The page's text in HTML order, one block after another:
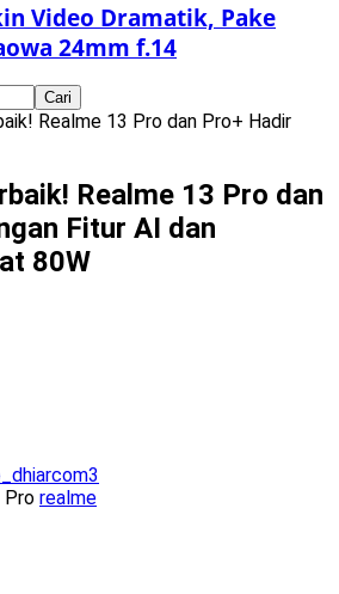
Video Dramatik, Pake
24mm f.14
Realme 13 Pro dan Pro+ Hadir
Realme 13 Pro dan
Fitur AI dan
80W
Pro realme